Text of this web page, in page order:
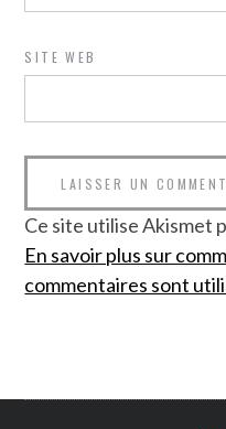
SITE WEB
Ce site utilise Akismet
En savoir plus sur
commentaires sont